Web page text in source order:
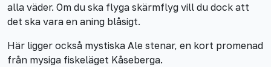
alla väder. Om du ska flyga skärmflyg vill du dock att
det ska vara en aning blåsigt.
Här ligger också mystiska Ale stenar, en kort promenad
från mysiga fiskeläget Kåseberga.